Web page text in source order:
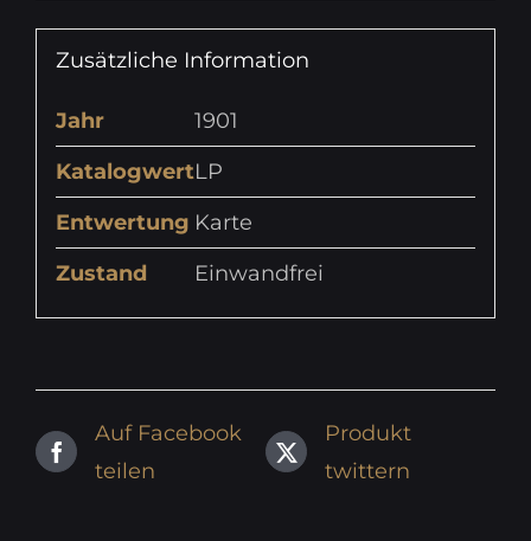
Zusätzliche Information
Jahr
1901
KatalogwertLP
Entwertung Karte
Zustand
Einwandfrei
Auf Facebook
teilen
Produkt
twittern